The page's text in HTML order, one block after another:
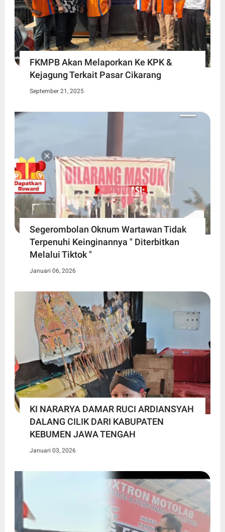
FKMPB Akan Melaporkan Ke KPK &
Kejagung Terkait Pasar Cikarang
September 21, 2025
Segerombolan Oknum Wartawan Tidak
Terpenuhi Keinginannya " Diterbitkan
Melalui Tiktok "
Januari 06, 2026
KI NARARYA DAMAR RUCI ARDIANSYAH
DALANG CILIK DARI KABUPATEN
KEBUMEN JAWA TENGAH
Januari 03, 2026